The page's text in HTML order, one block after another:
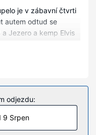
je v zábavní čtvrti
autem odtud se
Jezero a kemp Elvis
centrum Rob
k jejichž vybavení
se budete cítit jako
i pevné
zajistí
odjezdu:
9 Srpen